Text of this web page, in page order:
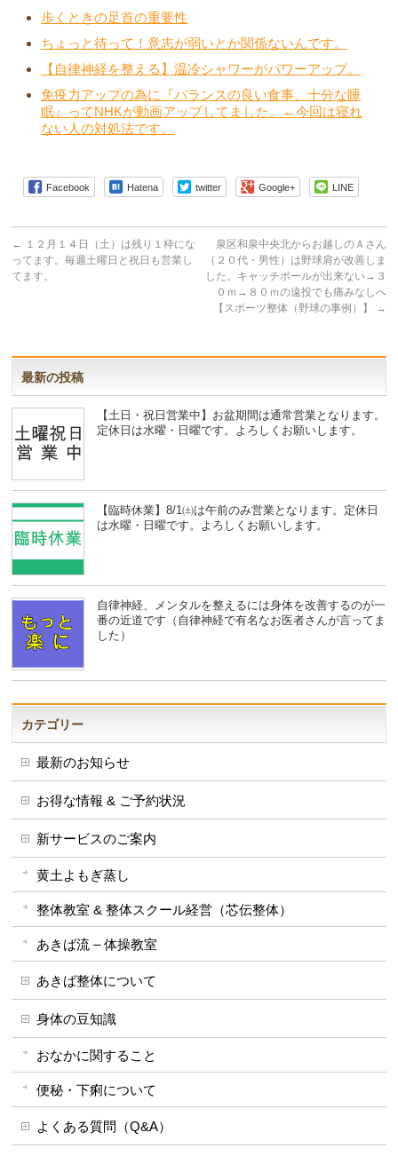
歩くときの足首の重要性
ちょっと待って！意志が弱いとか関係ないんです。
【自律神経を整える】温冷シャワーがパワーアップ。
免疫力アップの為に『バランスの良い食事、十分な睡
眠』ってNHKが動画アップしてました。←今回は寝れ
ない人の対処法です。
Facebook Hatena twitter Google+ LINE
← １２月１４日（土）は残り１枠にな
ってます。毎週土曜日と祝日も営業し
てます。
泉区和泉中央北からお越しのＡさん
（２０代・男性）は野球肩が改善しま
した。キャッチボールが出来ない→３
０ｍ→８０ｍの遠投でも痛みなしへ
【スポーツ整体（野球の事例）】
→
最新の投稿
【土日・祝日営業中】お盆期間は通常営業となります。
定休日は水曜・日曜です。よろしくお願いします。
【臨時休業】8/1㈯は午前のみ営業となります。定休日
は水曜・日曜です。よろしくお願いします。
自律神経、メンタルを整えるには身体を改善するのが一
番の近道です（自律神経で有名なお医者さんが言ってま
した）
カテゴリー
最新のお知らせ
お得な情報 & ご予約状況
新サービスのご案内
黄土よもぎ蒸し
整体教室 & 整体スクール経営（芯伝整体）
あきば流 – 体操教室
あきば整体について
身体の豆知識
おなかに関すること
便秘・下痢について
よくある質問（Q&A）